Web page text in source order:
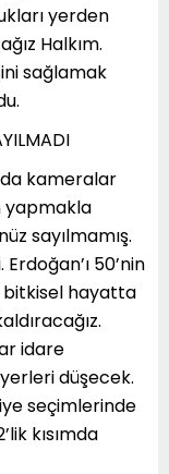
yerden
Halkım.
sağlamak
da kameralar
yapmakla
sayılmamış.
50’nin
bitkisel hayatta
idare
düşecek.
seçimlerinde
kısımda